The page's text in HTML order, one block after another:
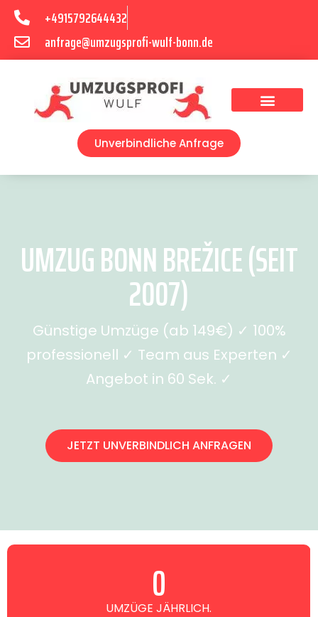
+4915792644432
anfrage@umzugsprofi-wulf-bonn.de
Unverbindliche Anfrage
UMZUG BONN BREŽICE (SEIT
2007)
Günstige Umzüge (ab 149€) ✓ 100%
professionell ✓ Team aus Experten ✓
Angebot in 60 Sek. ✓
JETZT UNVERBINDLICH ANFRAGEN
UMZÜGE JÄHRLICH.
0